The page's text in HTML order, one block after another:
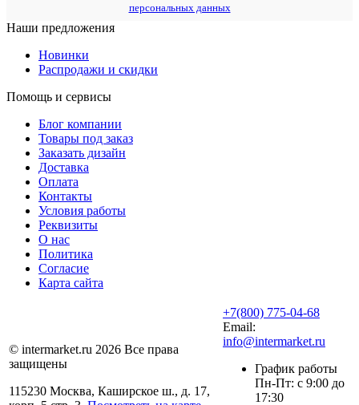
персональных данных
Наши предложения
Новинки
Распродажи и скидки
Помощь и сервисы
Блог компании
Товары под заказ
Заказать дизайн
Доставка
Оплата
Контакты
Условия работы
Реквизиты
О нас
Политика
Согласие
Карта сайта
© intermarket.ru 2026 Все права
защищены
115230 Москва, Каширское ш., д. 17,
+7(800) 775-04-68
Email:
info@intermarket.ru
График работы
Пн-Пт: с 9:00 до
17:30